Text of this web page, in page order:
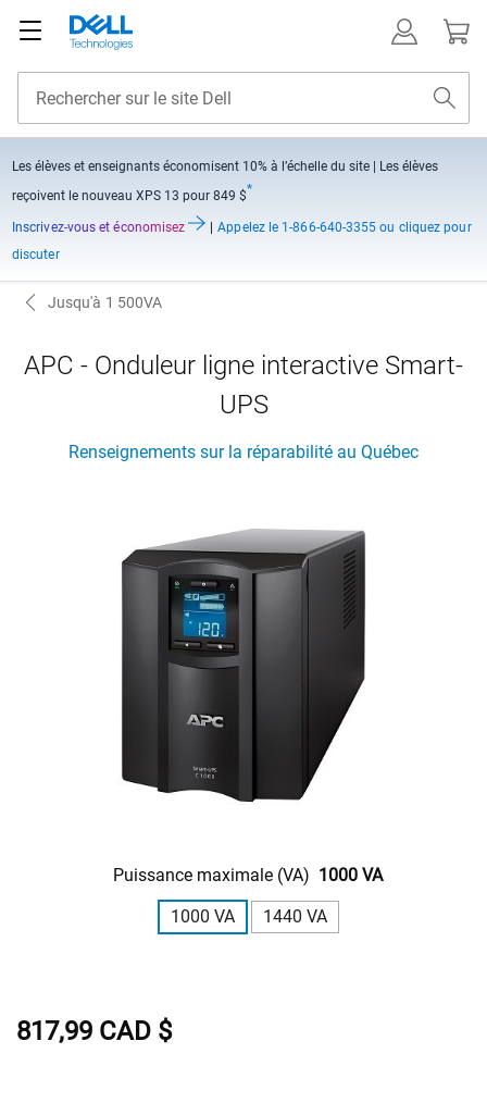
Les élèves et enseignants économisent 10% à l’échelle du site | Les élèves
reçoivent le nouveau XPS 13 pour 849 $*
Inscrivez-vous et économisez Appelezle 1-866-640-3355 ou cliquez pour
discuter
Jusqu'à 1 500VA
APC - Onduleur ligne interactive Smart-
UPS
Renseignements sur la réparabilité au Québec
Puissance maximale (VA) 1000 VA
1000 VA
1440 VA
817,99 CAD $